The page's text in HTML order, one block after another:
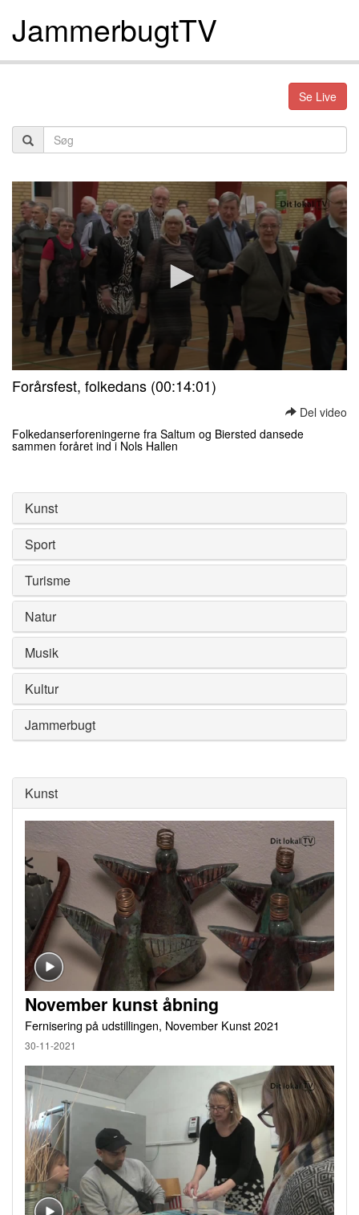
JammerbugtTV
Se Live
seconds
seconds
Forårsfest, folkedans (00:14:01)
Del video
Folkedanserforeningerne fra Saltum og Biersted dansede
sammen foråret ind i Nols Hallen
of
seconds
Kunst
Sport
Turisme
Natur
Musik
Kultur
Jammerbugt
Kunst
November kunst åbning
Fernisering på udstillingen, November Kunst 2021
30-11-2021